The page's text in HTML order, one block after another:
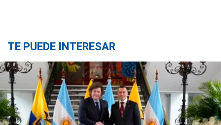
TE PUEDE INTERESAR